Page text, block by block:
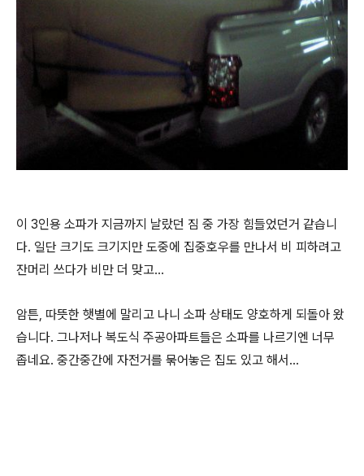
이 3인용 소파가 지금까지 날랐던 짐 중 가장 힘들었던거 같습니
다. 일단 크기도 크기지만 도중에 집중호우를 만나서 비 피하려고
잔머리 쓰다가 비만 더 맞고…
암튼, 따뜻한 햇별에 말리고 나니 소파 상태도 양호하게 되돌아 왔
습니다. 그나저나 복도식 주공아파트들은 소파를 나르기엔 너무
좁네요. 중간중간에 자전거를 묶어놓은 집도 있고 해서…